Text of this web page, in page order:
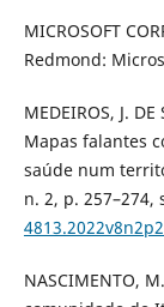
MICROSOFT
Redmond:
MEDEIROS, J.
Mapas falantes
saúde num
n. 2, p. 257–274,
NASCIMENTO,